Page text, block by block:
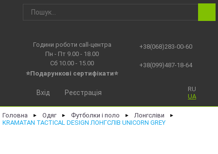
Години роботи call-центра
Пн - Пт 9.00 - 18.00
Сб 10.00 - 15.00
⭐Подарункові сертифікати⭐
+38(068)283-00-60
+38(099)487-18-64
RU
UA
Вхід Реєстрація
Головна ► Одяг ► Футболки і поло ► Лонгсліви ►
KRAMATAN TACTICAL DESIGN ЛОНГСЛІВ UNICORN GREY